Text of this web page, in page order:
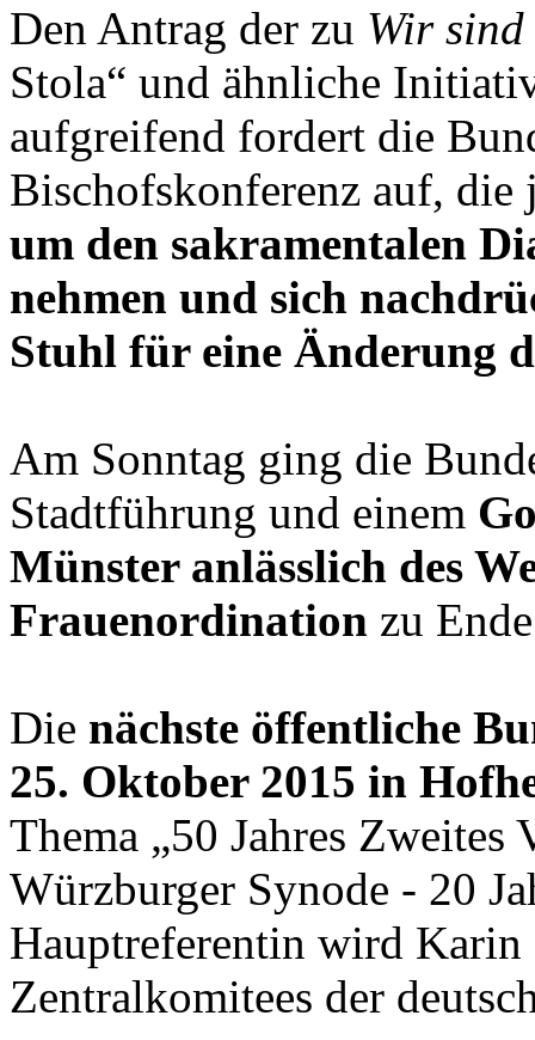
Den Antrag der zu Wir
Stola“ und ähnliche
aufgreifend fordert die
Bischofskonferenz auf, die
um den sakramentalen
nehmen und sich
Stuhl für eine Änderung
Am Sonntag ging die
Stadtführung und einem
Münster anlässlich des
Frauenordination zu
Die nächste öffentliche
25. Oktober 2015 in
Thema „50 Jahres
Würzburger Synode - 20
Hauptreferentin wird Karin
Zentralkomitees der